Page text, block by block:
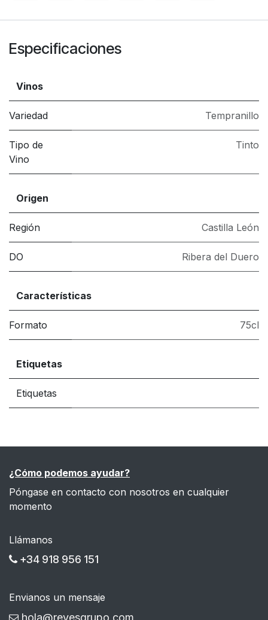
Especificaciones
Vinos
Variedad Tempranillo
Tipo de
Vino
Tinto
Origen
Región Castilla León
DO Ribera del Duero
Características
Formato 75cl
Etiquetas
Etiquetas
¿Cómo podemos ayudar?
Póngase en contacto con nosotros en cualquier
momento
Llámanos
+34 918 956 151
Envianos un mensaje